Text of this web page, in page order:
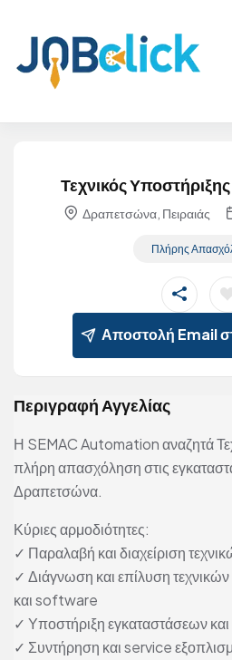
Τεχνικός
Δραπετσώνα, Πειραιάς
Πλήρης
Αποστολή Email
Περιγραφή Αγγελίας
Η SEMAC Automation αναζητά
πλήρη απασχόληση στις
Δραπετσώνα.
Κύριες αρμοδιότητες:
✓ Παραλαβή και διαχείριση
✓ Διάγνωση και επίλυση
και software
✓ Υποστήριξη εγκαταστάσεων
✓ Συντήρηση και service